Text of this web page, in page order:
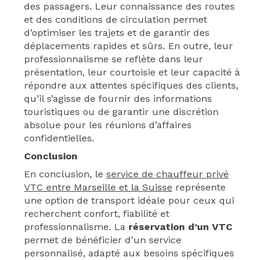
des passagers. Leur connaissance des routes
et des conditions de circulation permet
d’optimiser les trajets et de garantir des
déplacements rapides et sûrs. En outre, leur
professionnalisme se reflète dans leur
présentation, leur courtoisie et leur capacité à
répondre aux attentes spécifiques des clients,
qu’il s’agisse de fournir des informations
touristiques ou de garantir une discrétion
absolue pour les réunions d’affaires
confidentielles.
Conclusion
En conclusion, le service de chauffeur privé
VTC entre Marseille et la Suisse représente
une option de transport idéale pour ceux qui
recherchent confort, fiabilité et
professionnalisme. La réservation d’un VTC
permet de bénéficier d’un service
personnalisé, adapté aux besoins spécifiques